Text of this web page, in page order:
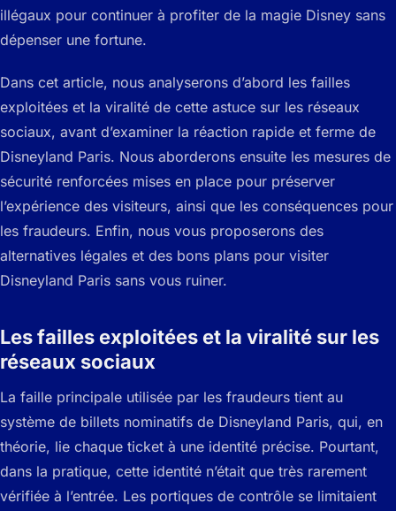
illégaux pour continuer à profiter de la magie Disney sans
dépenser une fortune.
Dans cet article, nous analyserons d’abord les failles
exploitées et la viralité de cette astuce sur les réseaux
sociaux, avant d’examiner la réaction rapide et ferme de
Disneyland Paris. Nous aborderons ensuite les mesures de
sécurité renforcées mises en place pour préserver
l’expérience des visiteurs, ainsi que les conséquences pour
les fraudeurs. Enfin, nous vous proposerons des
alternatives légales et des bons plans pour visiter
Disneyland Paris sans vous ruiner.
Les failles exploitées et la viralité sur les
réseaux sociaux
La faille principale utilisée par les fraudeurs tient au
système de billets nominatifs de Disneyland Paris, qui, en
théorie, lie chaque ticket à une identité précise. Pourtant,
dans la pratique, cette identité n’était que très rarement
vérifiée à l’entrée. Les portiques de contrôle se limitaient